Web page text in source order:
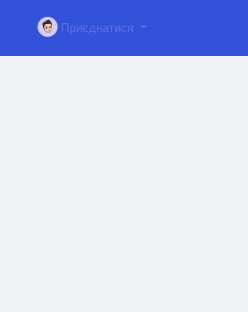
Приєднатися